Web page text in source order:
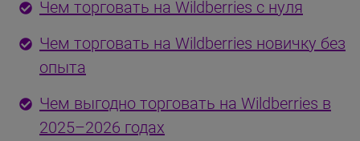
Чем торговать на Wildberries с нуля
Чем торговать на Wildberries новичку без
опыта
Чем выгодно торговать на Wildberries в
2025–2026 годах